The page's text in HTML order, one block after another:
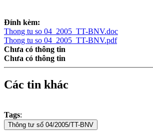
Đính kèm:
Thong tu so 04_2005_TT-BNV.doc
Thong tu so 04_2005_TT-BNV.pdf
Chưa có thông tin
Chưa có thông tin
Các tin khác
Tags: